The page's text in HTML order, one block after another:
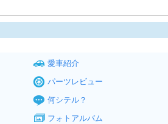
愛車紹介
パーツレビュー
何シテル？
フォトアルバム